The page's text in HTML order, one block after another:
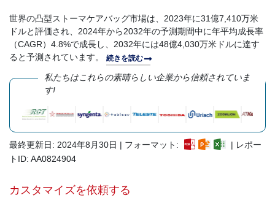
世界の凸型ストーマケアバッグ市場は、2023年に31億7,410万米
ドルと評価され、2024年から2032年の予測期間中に年平均成長率
（CAGR）4.8%で成長し、2032年には48億4,030万米ドルに達す
ると予測されています。 続きを読む
私たちはこれらの素晴らしい企業から信頼されていま
す!
最終更新日: 2024年8月30日 | フォーマット:
| レポー
トID: AA0824904
カスタマイズを依頼する